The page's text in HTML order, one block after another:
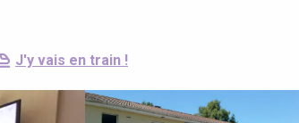
J'y vais en train !